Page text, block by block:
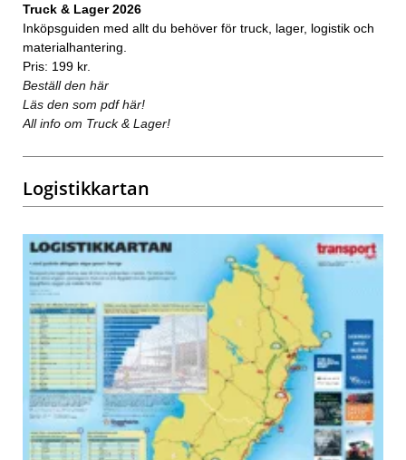
Truck & Lager 2026
Inköpsguiden med allt du behöver för truck, lager, logistik och
materialhantering.
Pris: 199 kr.
Beställ den här
Läs den som pdf här!
All info om Truck & Lager!
Logistikkartan